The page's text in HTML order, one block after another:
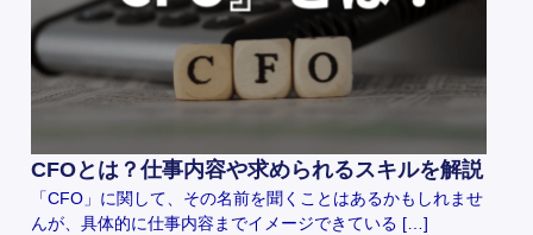
CFOとは？仕事内容や求められるスキルを解説
「CFO」に関して、その名前を聞くことはあるかもしれませ
んが、具体的に仕事内容までイメージできている […]